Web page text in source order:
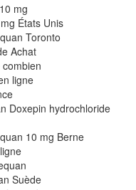
mg
États Unis
Toronto
Achat
ligne
Doxepin hydrochloride
10 mg Berne
Suède